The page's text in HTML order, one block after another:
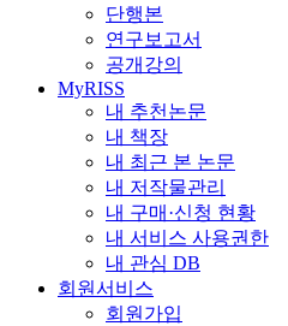
단행본
연구보고서
공개강의
MyRISS
내 추천논문
내 책장
내 최근 본 논문
내 저작물관리
내 구매·신청 현황
내 서비스 사용권한
내 관심 DB
회원서비스
회원가입